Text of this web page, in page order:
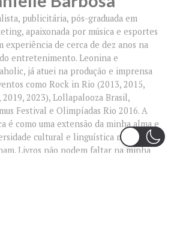
publicitária, pós-graduada em
apaixonada por música e esportes
experiência de cerca de dez anos na
entretenimento. Leonina e
já atuei na produção e imprensa
como Rock in Rio (2013, 2015,
2019, 2023), Lollapalooza Brasil,
Festival e Olimpíadas Rio 2016. A
é como uma extensão da minha alma e
cultural e linguística me
Livros não podem faltar na minha